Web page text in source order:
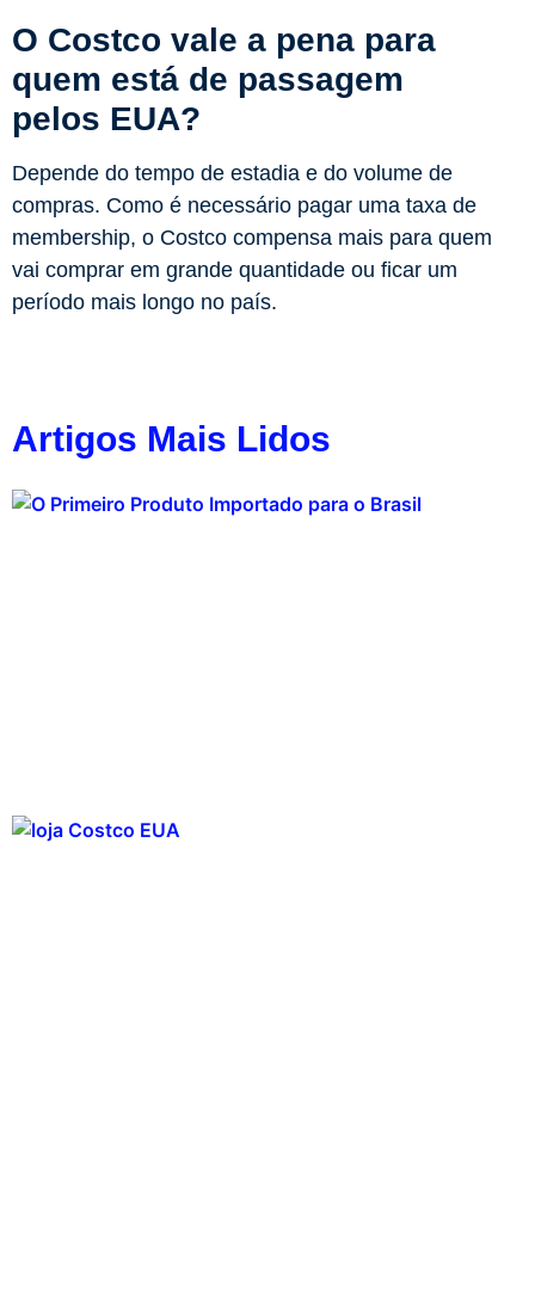
O Costco vale a pena para
quem está de passagem
pelos EUA?
Depende do tempo de estadia e do volume de
compras. Como é necessário pagar uma taxa de
membership, o Costco compensa mais para quem
vai comprar em grande quantidade ou ficar um
período mais longo no país.
Artigos Mais Lidos